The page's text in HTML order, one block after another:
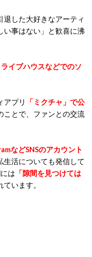
した大好きなアーティ
い事はない」と歓喜に沸
ライブハウスなどでのソ
アプリ
「ミクチャ」で公
ことで、ファンとの交流
などSNSのアカウント
生活についても発信して
は 「隙間を見つけては
ています。